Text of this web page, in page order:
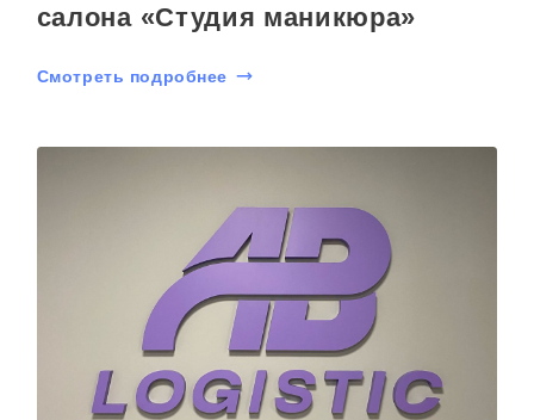
салона «Студия маникюра»
Смотреть подробнее